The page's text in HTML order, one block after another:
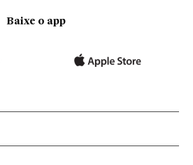
Baixe o app